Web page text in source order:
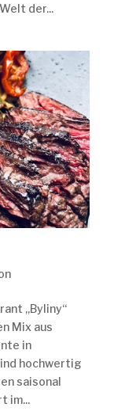
der...
„Byliny“
Mix aus
in
hochwertig
saisonal
im...